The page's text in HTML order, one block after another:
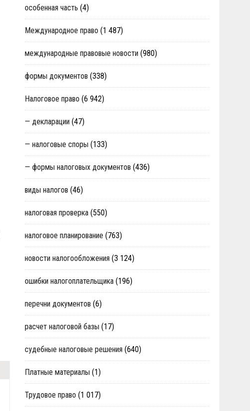
особенная часть (4)
Международное право (1 487)
международные правовые новости (980)
формы документов (338)
Налоговое право (6 942)
— декларации (47)
— налоговые споры (133)
— формы налоговых документов (436)
виды налогов (46)
налоговая проверка (550)
налоговое планирование (763)
новости налогообложения (3 124)
ошибки налогоплательщика (196)
перечни документов (6)
расчет налоговой базы (17)
судебные налоговые решения (640)
Платные материалы (1)
Трудовое право (1 017)